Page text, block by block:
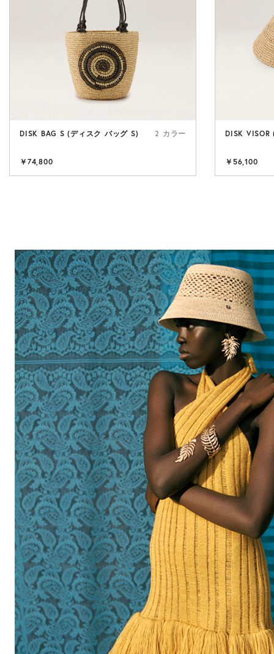
DISK BAG S (ディスク バッグ S) 2 カラー
￥74,800
DISK VISOR
￥56,100